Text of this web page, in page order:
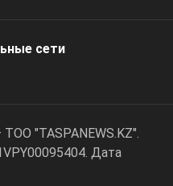
cети
"TASPANEWS.KZ".
Дата